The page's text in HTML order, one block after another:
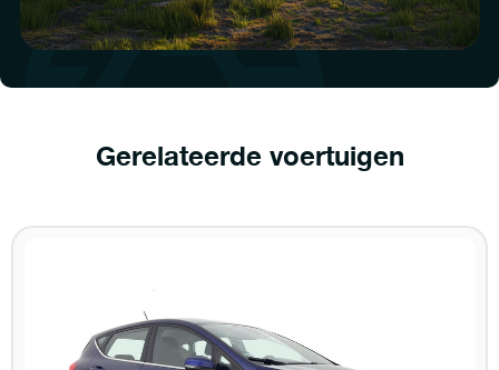
Gerelateerde voertuigen